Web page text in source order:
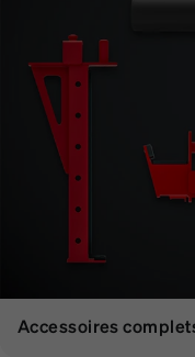
Accessoires